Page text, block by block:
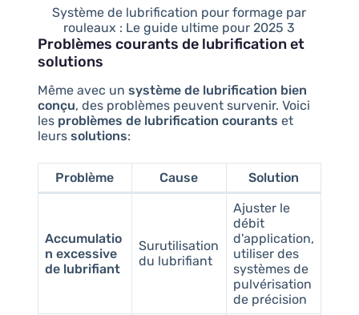
Système de lubrification pour formage par
rouleaux : Le guide ultime pour 2025 3
Problèmes courants de lubrification et
solutions
Même avec un système de lubrification bien
conçu, des problèmes peuvent survenir. Voici
les problèmes de lubrification courants et
leurs solutions:
Problème Cause Solution
Accumulatio
n excessive
de lubrifiant
Surutilisation
du lubrifiant
Ajuster le
débit
d'application,
utiliser des
systèmes de
pulvérisation
de précision